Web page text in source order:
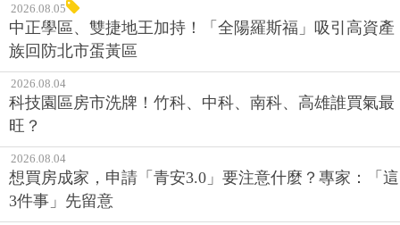
2026.08.05
中正學區、雙捷地王加持！「全陽羅斯福」吸引高資產
族回防北市蛋黃區
2026.08.04
科技園區房市洗牌！竹科、中科、南科、高雄誰買氣最
旺？
2026.08.04
想買房成家，申請「青安3.0」要注意什麼？專家：「這
3件事」先留意